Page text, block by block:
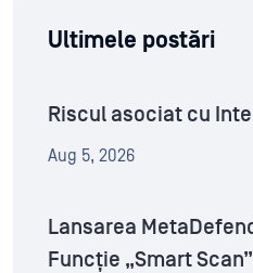
Ultimele postări
Riscul asociat cu
Aug 5, 2026
Lansarea
Funcție „Smart